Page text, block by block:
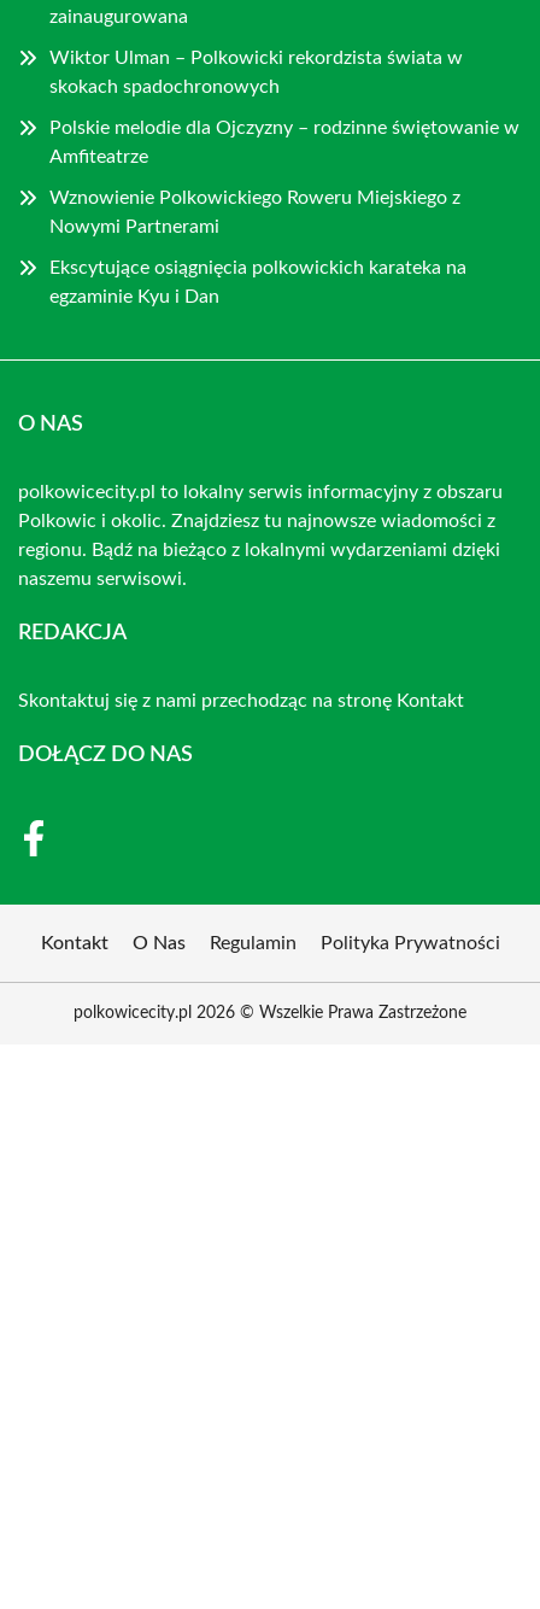
zainaugurowana
Wiktor Ulman – Polkowicki rekordzista świata w
skokach spadochronowych
Polskie melodie dla Ojczyzny – rodzinne świętowanie w
Amfiteatrze
Wznowienie Polkowickiego Roweru Miejskiego z
Nowymi Partnerami
Ekscytujące osiągnięcia polkowickich karateka na
egzaminie Kyu i Dan
O NAS
polkowicecity.pl to lokalny serwis informacyjny z obszaru
Polkowic i okolic. Znajdziesz tu najnowsze wiadomości z
regionu. Bądź na bieżąco z lokalnymi wydarzeniami dzięki
naszemu serwisowi.
REDAKCJA
Skontaktuj się z nami przechodząc na stronę Kontakt
DOŁĄCZ DO NAS
Kontakt O Nas Regulamin Polityka Prywatności
polkowicecity.pl 2026 © Wszelkie Prawa Zastrzeżone